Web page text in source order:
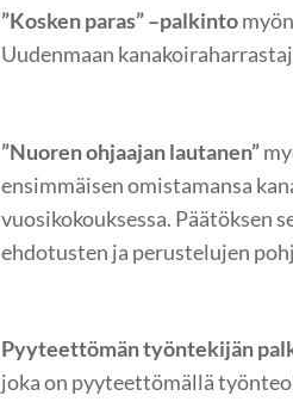
”Kosken paras” –palkinto
Uudenmaan
”Nuoren ohjaajan lautanen”
ensimmäisen omistamansa
vuosikokouksessa. Päätöksen
ehdotusten ja perustelujen
Pyyteettömän työntekijän
joka on pyyteettömällä